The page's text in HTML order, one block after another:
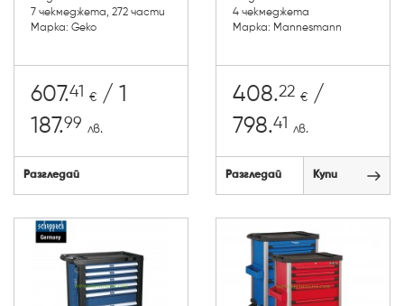
7 чекмеджета, 272 части
Марка: Geko
607.41 € / 1
187.99 лв.
Разгледай
4 чекмеджета
Марка: Mannesmann
408.22 € /
798.41 лв.
Разгледай Купи